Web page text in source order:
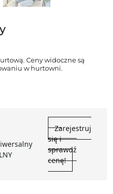
Ceny widoczne są
w hurtowni.
Zarejestruj
się i
sprawdź
cenę!